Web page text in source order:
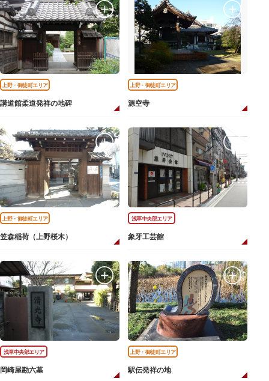
上野・御徒町エリア
講道館柔道発祥の地碑
上野・御徒町エリア
源空寺
上野・御徒町エリア
笠森稲荷（上野桜木）
浅草中央部エリア
象牙工芸館
浅草中央部エリア
岡崎屋勘六墓
上野・御徒町エリア
駅伝発祥の地